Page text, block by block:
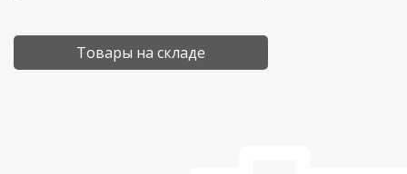
Товары на складе